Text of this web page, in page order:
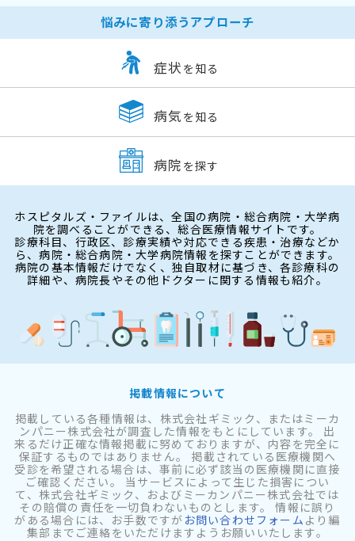
悩みに寄り添うアプローチ
症状 を知る
病気 を知る
病院 を探す
ホスピタルズ・ファイルは、全国の病院・総合病院・大学病
院を調べることができる、総合医療情報サイトです。
診療科目、行政区、診療実績や対応できる疾患・治療などか
ら、病院・総合病院・大学病院情報を探すことができます。
病院の基本情報だけでなく、独自取材に基づき、各診療科の
詳細や、病院長やその他ドクターに関する情報も紹介。
掲載情報について
掲載している各種情報は、株式会社ギミック、またはミーカ
ンパニー株式会社が調査した情報をもとにしています。 出
来るだけ正確な情報掲載に努めておりますが、内容を完全に
保証するものではありません。 掲載されている医療機関へ
受診を希望される場合は、事前に必ず該当の医療機関に直接
ご確認ください。 当サービスによって生じた損害につい
て、株式会社ギミック、およびミーカンパニー株式会社では
その賠償の責任を一切負わないものとします。 情報に誤り
がある場合には、お手数ですが お問い合わせフォーム より編
集部までご連絡をいただけますようお願いいたします。